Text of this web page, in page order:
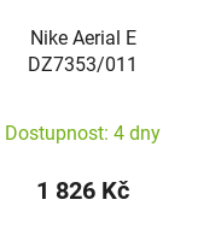
Nike Aerial E
DZ7353/011
Dostupnost: 4 dny
1 826 Kč